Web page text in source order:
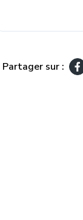
Partager sur :